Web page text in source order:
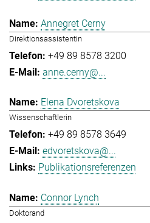
Annegret Cerny
Direktionsassistentin
+49 89 8578 3200
anne.cerny@...
Elena Dvoretskova
Wissenschaftlerin
+49 89 8578 3649
edvoretskova@...
Publikationsreferenzen
Connor Lynch
Doktorand